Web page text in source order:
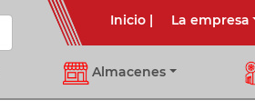
Inicio| La empresa
Almacenes